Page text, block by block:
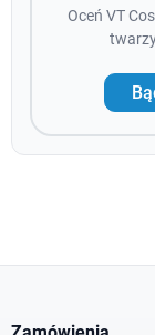
Oceń VT